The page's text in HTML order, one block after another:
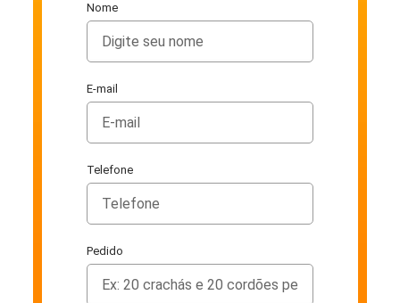
Nome
E-mail
Telefone
Pedido